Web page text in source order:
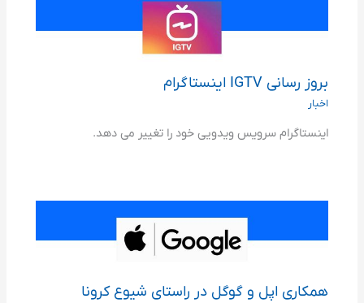
بروز رسانی IGTV اینستاگرام
اخبار
اینستاگرام سرویس ویدویی خود را تغییر می دهد.
همکاری اپل و گوگل در راستای شیوع کرونا